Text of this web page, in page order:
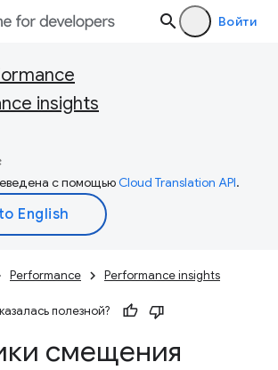
Войти
insights
с помощьюCloud Translation API.
Performance Performance insights
полезной?
смещения